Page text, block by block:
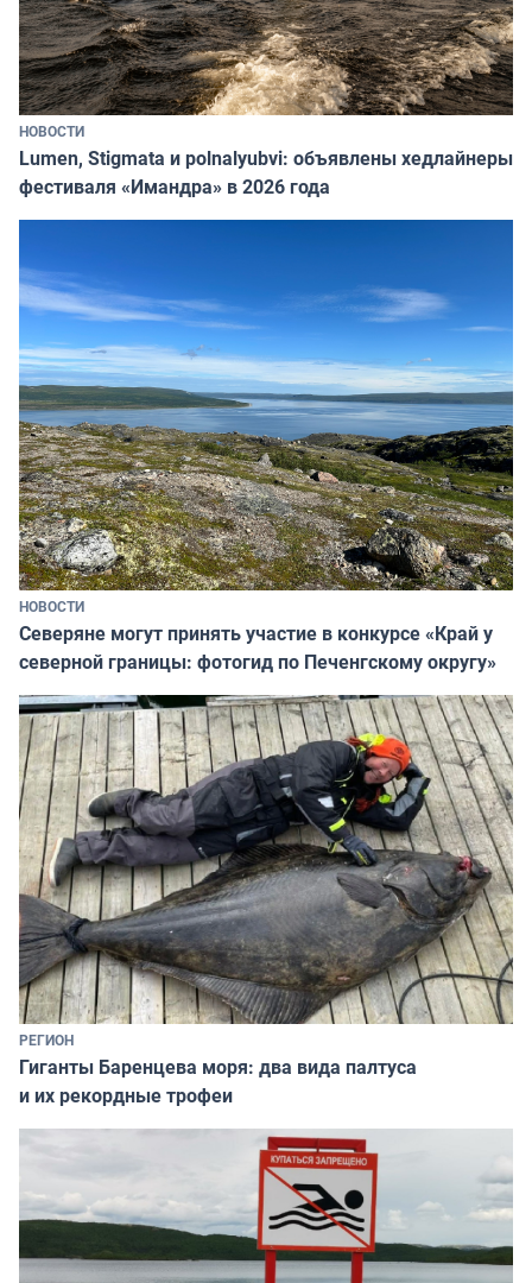
НОВОСТИ
Lumen, Stigmata и polnalyubvi: объявлены хедлайнеры
фестиваля «Имандра» в 2026 года
НОВОСТИ
Северяне могут принять участие в конкурсе «Край у
северной границы: фотогид по Печенгскому округу»
РЕГИОН
Гиганты Баренцева моря: два вида палтуса
и их рекордные трофеи